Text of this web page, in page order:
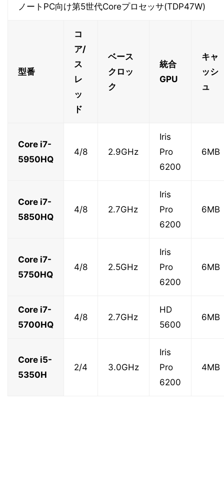
ノートPC向け第5世代Coreプロセッサ(TDP47W)
型番
コ
ア/
ス
レ
ッ
ド
ベース
クロッ
ク
統合
GPU
キャ
ッシ
ュ
Core i7-
5950HQ
4/8 2.9GHz
Iris
Pro
6200
6MB
Core i7-
5850HQ
4/8 2.7GHz
Iris
Pro
6200
6MB
Core i7-
5750HQ
4/8 2.5GHz
Iris
Pro
6200
6MB
Core i7-
5700HQ
4/8 2.7GHz
HD
5600
6MB
Core i5-
5350H
2/4 3.0GHz
Iris
Pro
6200
4MB